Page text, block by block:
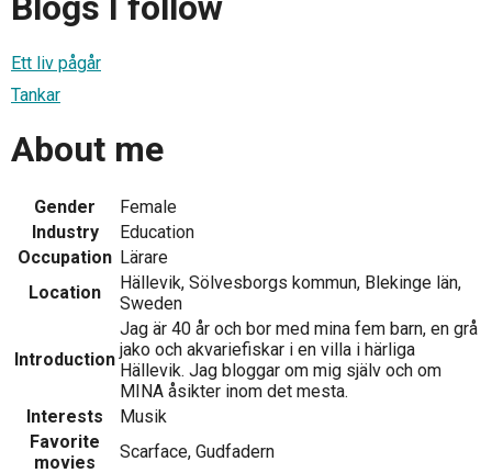
Ett liv pågår
Tankar
About me
Gender
Female
Industry
Education
Occupation Lärare
Location
Hällevik, Sölvesborgs kommun, Blekinge län,
Sweden
Introduction
Jag är 40 år och bor med mina fem barn, en grå
jako och akvariefiskar i en villa i härliga
Hällevik. Jag bloggar om mig själv och om
MINA åsikter inom det mesta.
Interests
Musik
Favorite
movies
Scarface, Gudfadern